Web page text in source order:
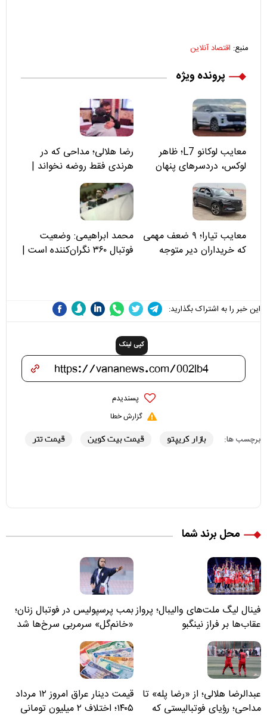
منبع: اقتصاد آنلاین
پرونده ویژه
معایب لوکانو L7؛ ظاهر
لوکس، دردسرهای پنهان
رضا هلالی؛ مداحی که در
هرندی فقط روضه نخواند |
مسئولان «تکیه‌گاه آقا مرتضی
علی(ع)» را جدی‌تر ببینند
معایب تیارا؛ ۹ ضعف مهمی
که خریداران دیر متوجه
محمد ابراهیمی: وضعیت
فوتبال ۳۶۰ نگران‌کننده است |
این خبر را به اشتراک بگذارید:
کپی لینک
پسندیدم
گزارش خطا
برچسب ها: بازار کریپتو قیمت بیت کوین قیمت تتر
محل برند شما
فینال لیگ ملت‌های والیبال؛ پرواز
عقاب‌ها بر فراز نینگبو
بمب پرسپولیس در فوتبال زنان؛
«خانم‌گل» سرمربی سرخ‌ها شد
عبدالرضا هلالی؛ از «رضا پله» تا
مداحی؛ رؤیای فوتبالیستی که
قیمت دینار عراق امروز ۱۲ مرداد
۱۴۰۵؛ اختلاف ۲ میلیون تومانی